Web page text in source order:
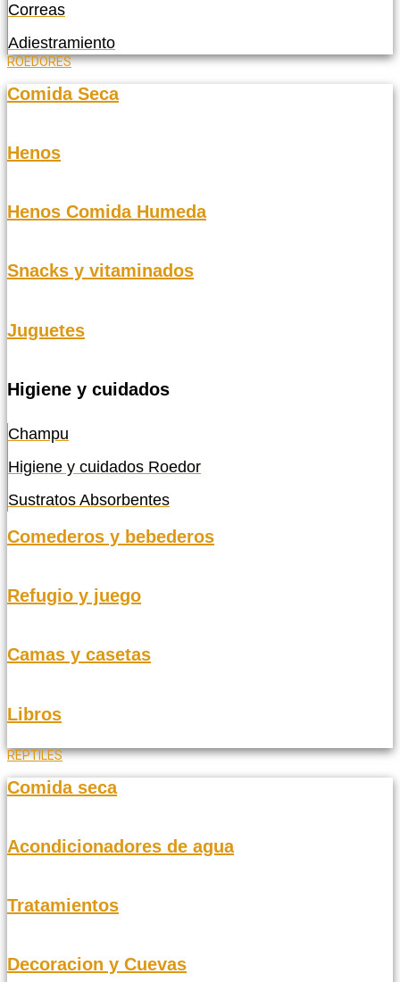
Correas
Adiestramiento
ROEDORES
Comida Seca
Henos
Henos Comida Humeda
Snacks y vitaminados
Juguetes
Higiene y cuidados
Champu
Higiene y cuidados Roedor
Sustratos Absorbentes
Comederos y bebederos
Refugio y juego
Camas y casetas
Libros
REPTILES
Comida seca
Acondicionadores de agua
Tratamientos
Decoracion y Cuevas